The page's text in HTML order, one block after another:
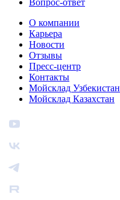
О компании
Карьера
Новости
Отзывы
Пресс-центр
Контакты
Мойсклад Узбекистан
Мойсклад Казахстан